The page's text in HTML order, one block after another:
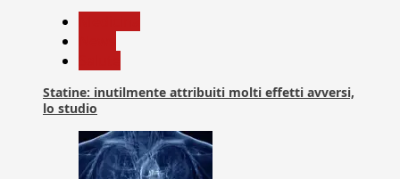
Statine: inutilmente attribuiti molti effetti avversi,
lo studio